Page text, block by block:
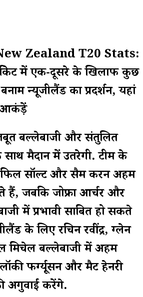
Zealand T20 Stats:
में एक-दूसरे के खिलाफ कुछ
न्यूजीलैंड का प्रदर्शन, यहां
आकंड़ें
बल्लेबाजी और संतुलित
मैदान में उतरेगी. टीम के
सॉल्ट और सैम करन अहम
हैं, जबकि जोफ्रा आर्चर और
में प्रभावी साबित हो सकते
के लिए रचिन रवींद्र, ग्लेन
मिचेल बल्लेबाजी में अहम
फर्ग्यूसन और मैट हेनरी
अगुवाई करेंगे.